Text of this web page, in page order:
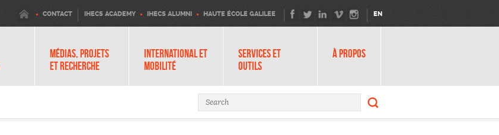
CONTACT IHECS ACADEMY IHECS ALUMNI HAUTE ÉCOLE GALILEE EN
MÉDIAS, PROJETS
ET RECHERCHE
INTERNATIONAL ET
MOBILITÉ
SERVICES ET
OUTILS
À PROPOS
Search form Search